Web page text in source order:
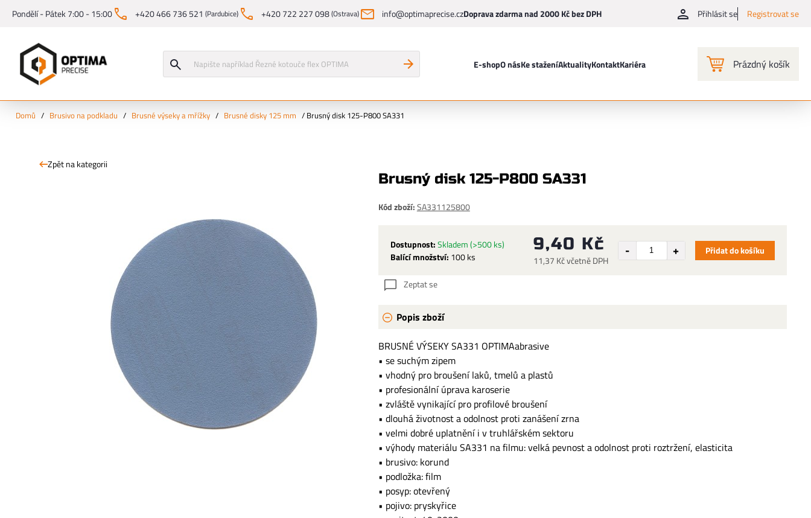
Pondělí - Pátek 7:00 - 15:00 +420 466 736 521 (Pardubice) +420 722 227 098(Ostrava) info@optimaprecise.czDoprava zdarma nad 2000 Kč bez DPH Přihlásit se Registrovat se
E-shopO násKe staženíAktualityKontaktKariéra Prázdný košík
Domů / Brusivo na podkladu / Brusné výseky a mřížky / Brusné disky 125 mm / Brusný disk 125-P800 SA331
Zpět na kategorii
Brusný disk 125-P800 SA331
Kód zboží:SA331125800
Dostupnost:Skladem(>500 ks)
Balící množství: 100 ks
9,40 Kč
11,37 Kč včetně DPH
Přidat do košíku
Zeptat se
Popis zboží
BRUSNÉ VÝSEKY SA331 OPTIMAabrasive
• se suchým zipem
• vhodný pro broušení laků, tmelů a plastů
• profesionální úprava karoserie
• zvláště vynikající pro profilové broušení
• dlouhá životnost a odolnost proti zanášení zrna
• velmi dobré uplatnění i v truhlářském sektoru
• výhody materiálu SA331 na filmu: velká pevnost a odolnost proti roztržení, elasticita
• brusivo: korund
• podložka: film
• posyp: otevřený
• pojivo: pryskyřice